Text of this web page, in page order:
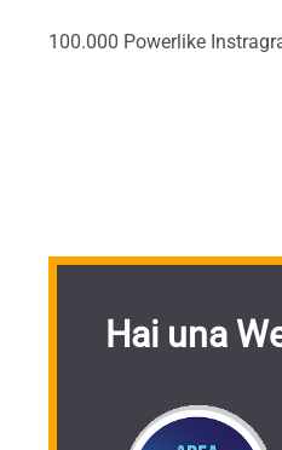
100.000 Powerlike
Hai una